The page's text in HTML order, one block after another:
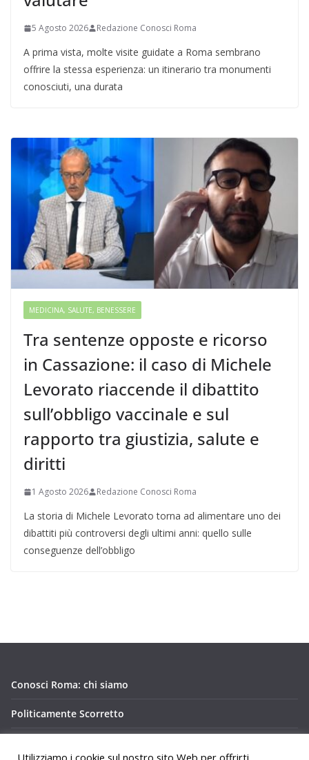
5 Agosto 2026 Redazione Conosci Roma
A prima vista, molte visite guidate a Roma sembrano
offrire la stessa esperienza: un itinerario tra monumenti
conosciuti, una durata
MEDICINA, SALUTE, BENESSERE
Tra sentenze opposte e ricorso
in Cassazione: il caso di Michele
Levorato riaccende il dibattito
sull’obbligo vaccinale e sul
rapporto tra giustizia, salute e
diritti
1 Agosto 2026 Redazione Conosci Roma
La storia di Michele Levorato torna ad alimentare uno dei
dibattiti più controversi degli ultimi anni: quello sulle
conseguenze dell’obbligo
Conosci Roma: chi siamo
Politicamente Scorretto
Utilizziamo i cookie sul nostro sito Web per offrirti